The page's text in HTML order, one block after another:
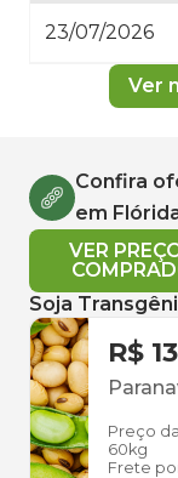
23/07/2026
Ver
Confira
em
VER
Soja
R$
Preço
60kg
Frete